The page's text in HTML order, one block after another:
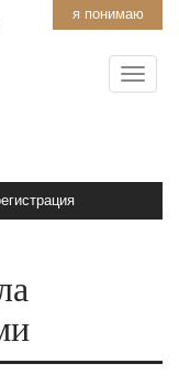
я понимаю